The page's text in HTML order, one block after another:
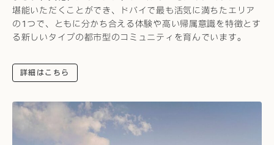
堪能いただくことができ、ドバイで最も活気に満ちたエリア
の1つで、ともに分かち合える体験や高い帰属意識を特徴とす
る新しいタイプの都市型のコミュニティを育んでいます。
詳細はこちら